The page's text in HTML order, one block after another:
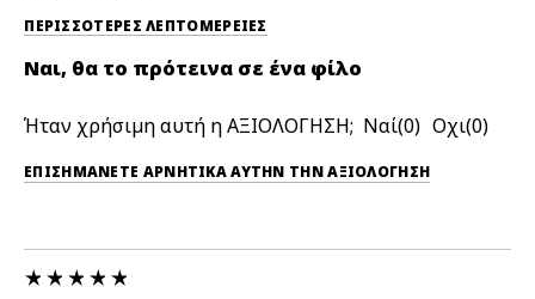
ΠΕΡΙΣΣΌΤΕΡΕΣ ΛΕΠΤΟΜΈΡΕΙΕΣ
Ναι, θα το πρότεινα σε ένα φίλο
Ήταν χρήσιμη αυτή η ΑΞΙΟΛΟΓΗΣΗ; 0 0
ΕΠΙΣΗΜΆΝΕΤΕ ΑΡΝΗΤΙΚΆ ΑΥΤΉΝ ΤΗΝ ΑΞΙΟΛΟΓΗΣΗ